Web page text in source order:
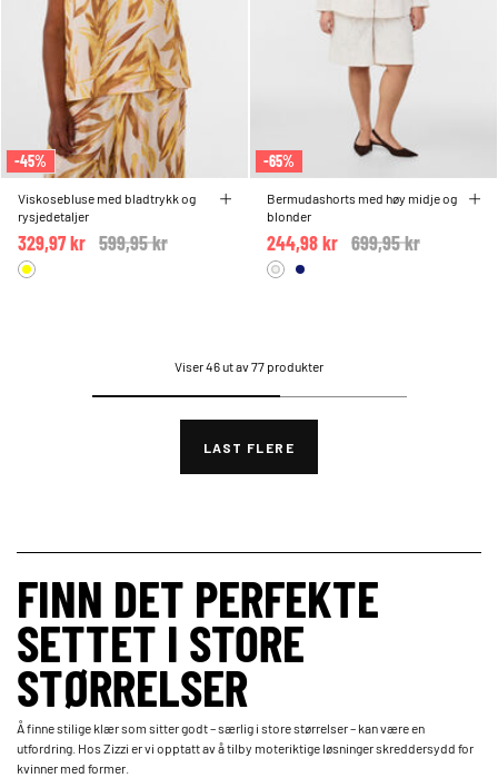
-45%
Viskosebluse med bladtrykk og
rysjedetaljer
Price reduced from
599,95 kr
329,97 kr
-65%
Bermudashorts med høy midje og
blonder
Price reduced from
699,95 kr
244,98 kr
Viser 46 ut av 77 produkter
LAST FLERE
FINN DET PERFEKTE
SETTET I STORE
STØRRELSER
Å finne stilige klær som sitter godt – særlig i store størrelser – kan være en
utfordring. Hos Zizzi er vi opptatt av å tilby moteriktige løsninger skreddersydd for
kvinner med former.